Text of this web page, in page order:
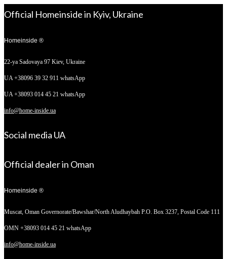
Official Homeinside in Kyiv, Ukraine
Homeinside ®
22-ya Sadovaya 97 Kiev, Ukraine
UA +38096 39 32 911 whatsApp
UA +38093 014 45 21 whatsApp
info@home-inside.ua
Social media UA
Official dealer in Oman
Homeinside ®
Muscat, Oman Governorate/Bawshar/North Aludhaybah P.O. Box 3237, Postal Code 111
OMN +38093 014 45 21 whatsApp
info@home-inside.ua